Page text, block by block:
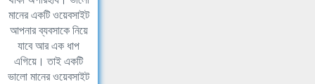
মানের একটি ওয়েবসাইট
আপনার ব্যবসাকে নিয়ে
যাবে আর এক ধাপ
এগিয়ে। তাই একটি
ভালো মানের ওয়েবসাইট